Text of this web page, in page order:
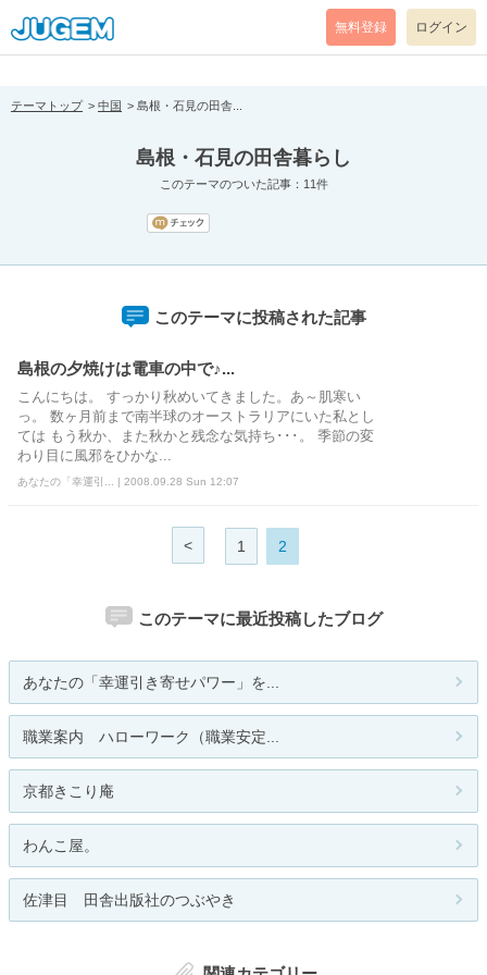
[pear_error: message="Success" code=0 mode=return level=notice
prefix="" info=""]
無料登録 ログイン
テーマトップ 中国 島根・石見の田舎...
島根・石見の田舎暮らし
このテーマのついた記事：11件
このテーマに投稿された記事
島根の夕焼けは電車の中で♪...
こんにちは。 すっかり秋めいてきました。あ～肌寒い
っ。 数ヶ月前まで南半球のオーストラリアにいた私とし
ては もう秋か、また秋かと残念な気持ち･･･。 季節の変
わり目に風邪をひかな...
あなたの「幸運引... | 2008.09.28 Sun 12:07
< 1 2
このテーマに最近投稿したブログ
あなたの「幸運引き寄せパワー」を...
職業案内 ハローワーク（職業安定...
京都きこり庵
わんこ屋。
佐津目 田舎出版社のつぶやき